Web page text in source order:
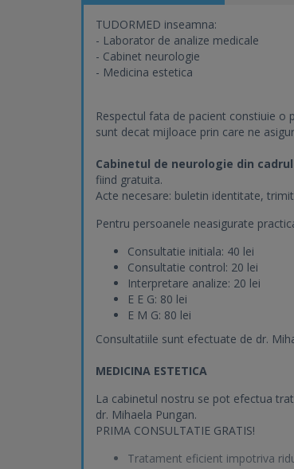
TUDORMED inseamna:
- Laborator de analize medicale
- Cabinet neurologie
- Medicina estetica
Respectul fata de pacient constiuie
sunt decat mijloace prin care ne
Cabinetul de neurologie din cadrul
fiind gratuita.
Acte necesare: buletin identitate,
Pentru persoanele neasigurate
Consultatie initiala: 40 lei
Consultatie control: 20 lei
Interpretare analize: 20 lei
E E G: 80 lei
E M G: 80 lei
Consultatiile sunt efectuate de dr.
MEDICINA ESTETICA
La cabinetul nostru se pot efectua
dr. Mihaela Pungan.
PRIMA CONSULTATIE GRATIS!
Tratament eficient impotriva